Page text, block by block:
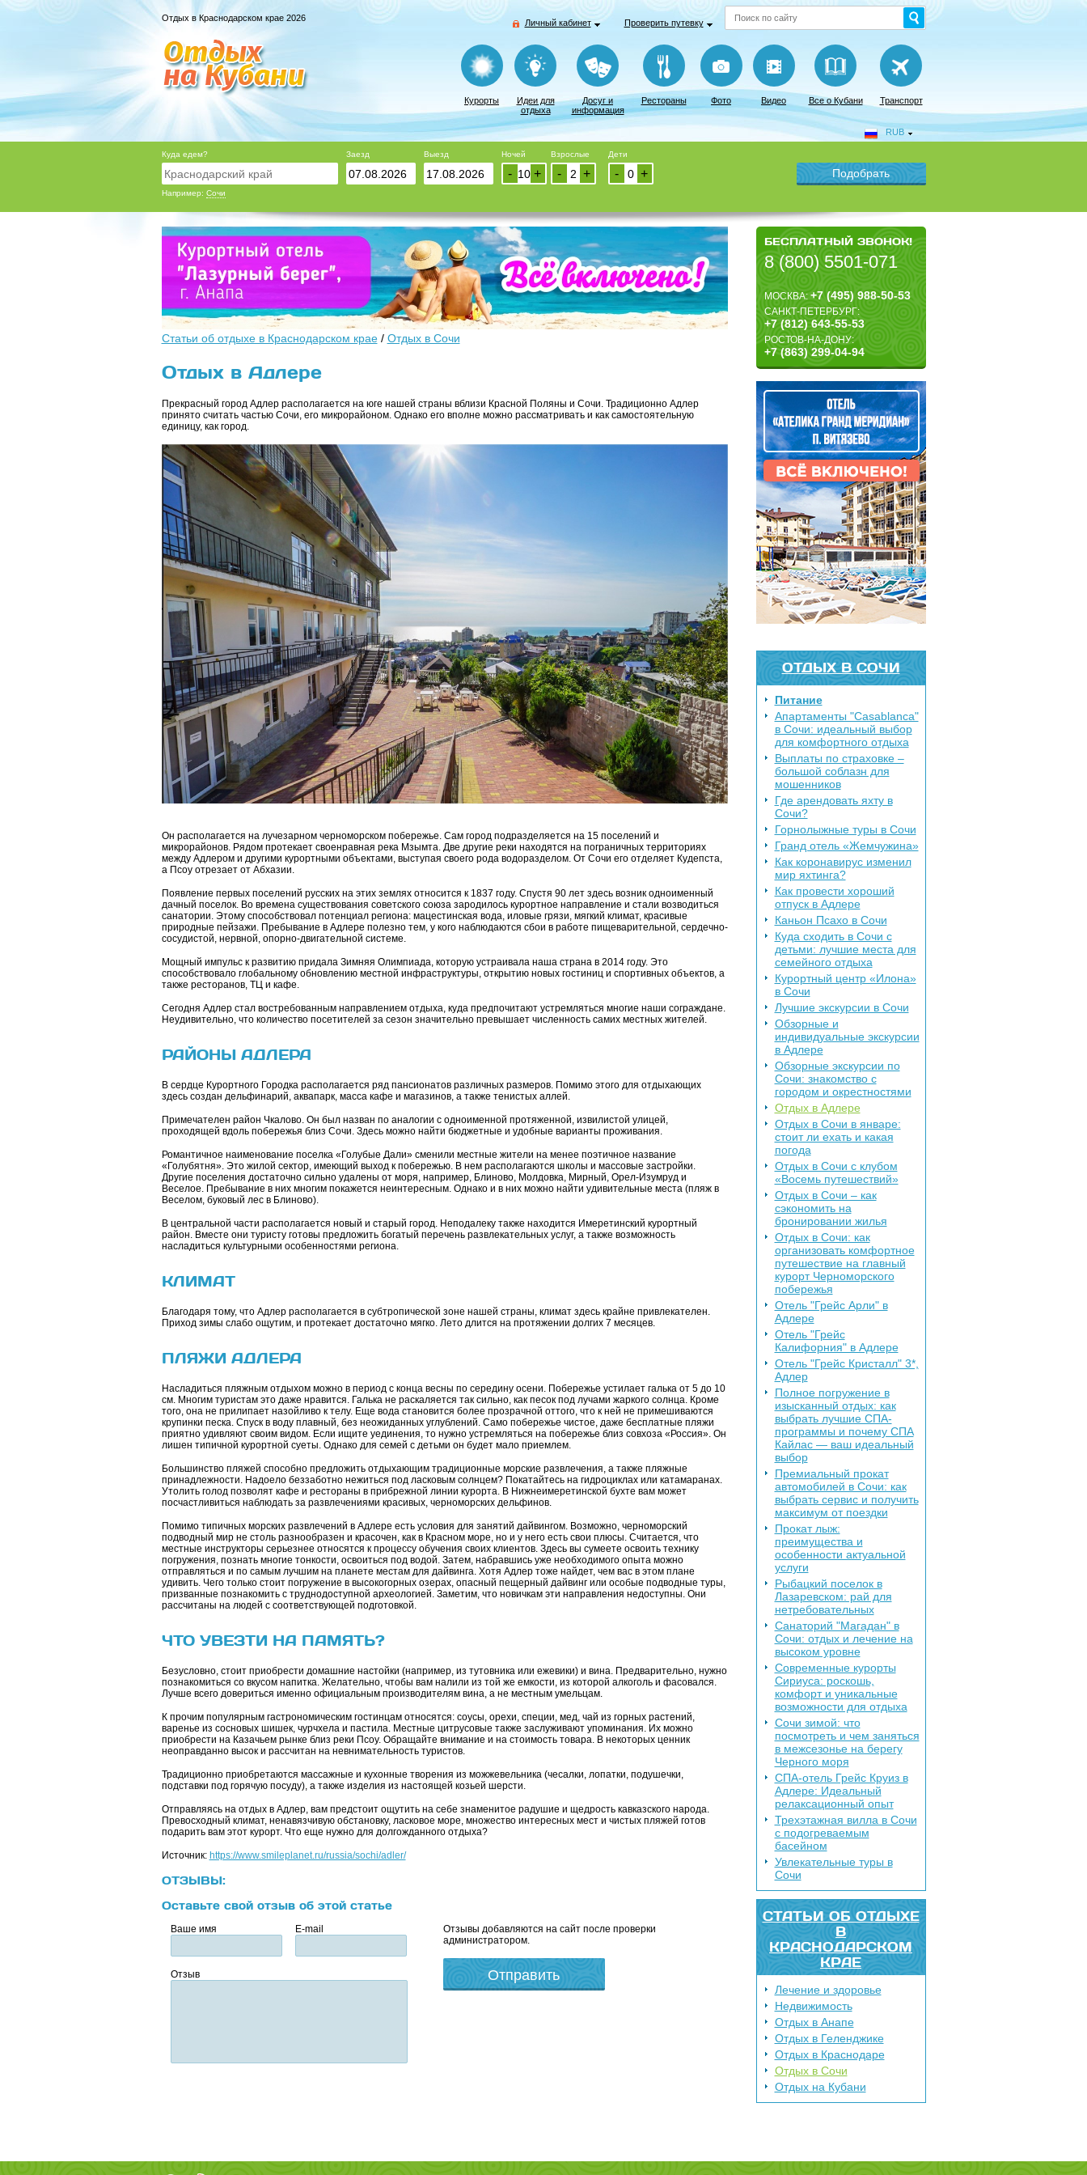
Отдых в Краснодарском крае 2026 Личный кабинет Проверить путевку
Курорты
Идеи для
отдыха
Досуг и
информация
Рестораны Фото Видео Все о Кубани Транспорт
RUB
Куда едем?
Например: Сочи
Заезд Выезд Ночей
+
-
Взрослые
+
-
Дети
+
-
БЕСПЛАТНЫЙ ЗВОНОК!
8 (800) 5501-071
МОСКВА:+7 (495) 988-50-53
САНКТ-ПЕТЕРБУРГ:
+7 (812) 643-55-53
РОСТОВ-НА-ДОНУ:
+7 (863) 299-04-94
ОТДЫХ В СОЧИ
Питание
Апартаменты "Casablanca"
в Сочи: идеальный выбор
для комфортного отдыха
Выплаты по страховке –
большой соблазн для
мошенников
Где арендовать яхту в
Сочи?
Горнолыжные туры в Сочи
Гранд отель «Жемчужина»
Как коронавирус изменил
мир яхтинга?
Как провести хороший
отпуск в Адлере
Каньон Псахо в Сочи
Куда сходить в Сочи с
детьми: лучшие места для
семейного отдыха
Курортный центр «Илона»
в Сочи
Лучшие экскурсии в Сочи
Обзорные и
индивидуальные экскурсии
в Адлере
Обзорные экскурсии по
Сочи: знакомство с
городом и окрестностями
Отдых в Адлере
Отдых в Сочи в январе:
стоит ли ехать и какая
погода
Отдых в Сочи с клубом
«Восемь путешествий»
Отдых в Сочи – как
сэкономить на
бронировании жилья
Отдых в Сочи: как
организовать комфортное
путешествие на главный
курорт Черноморского
побережья
Отель "Грейс Арли" в
Адлере
Отель "Грейс
Калифорния" в Адлере
Отель "Грейс Кристалл" 3*,
Адлер
Полное погружение в
изысканный отдых: как
выбрать лучшие СПА-
программы и почему СПА
Кайлас — ваш идеальный
выбор
Премиальный прокат
автомобилей в Сочи: как
выбрать сервис и получить
максимум от поездки
Прокат лыж:
преимущества и
особенности актуальной
услуги
Рыбацкий поселок в
Лазаревском: рай для
нетребовательных
Санаторий "Магадан" в
Сочи: отдых и лечение на
высоком уровне
Современные курорты
Сириуса: роскошь,
комфорт и уникальные
возможности для отдыха
Сочи зимой: что
посмотреть и чем заняться
в межсезонье на берегу
Черного моря
СПА-отель Грейс Круиз в
Адлере: Идеальный
релаксационный опыт
Трехэтажная вилла в Сочи
с подогреваемым
басейном
Увлекательные туры в
Сочи
СТАТЬИ ОБ ОТДЫХЕ
В
КРАСНОДАРСКОМ
КРАЕ
Лечение и здоровье
Недвижимость
Отдых в Анапе
Отдых в Геленджике
Отдых в Краснодаре
Отдых в Сочи
Отдых на Кубани
Статьи об отдыхе в Краснодарском крае/ Отдых в Сочи
Отдых в Адлере
Прекрасный город Адлер располагается на юге нашей страны вблизи Красной Поляны и Сочи. Традиционно Адлер
принято считать частью Сочи, его микрорайоном. Однако его вполне можно рассматривать и как самостоятельную
единицу, как город.
Он располагается на лучезарном черноморском побережье. Сам город подразделяется на 15 поселений и
микрорайонов. Рядом протекает своенравная река Мзымта. Две другие реки находятся на пограничных территориях
между Адлером и другими курортными объектами, выступая своего рода водоразделом. От Сочи его отделяет Кудепста,
а Псоу отрезает от Абхазии.
Появление первых поселений русских на этих землях относится к 1837 году. Спустя 90 лет здесь возник одноименный
дачный поселок. Во времена существования советского союза зародилось курортное направление и стали возводиться
санатории. Этому способствовал потенциал региона: мацестинская вода, иловые грязи, мягкий климат, красивые
природные пейзажи. Пребывание в Адлере полезно тем, у кого наблюдаются сбои в работе пищеварительной, сердечно-
сосудистой, нервной, опорно-двигательной системе.
Мощный импульс к развитию придала Зимняя Олимпиада, которую устраивала наша страна в 2014 году. Это
способствовало глобальному обновлению местной инфраструктуры, открытию новых гостиниц и спортивных объектов, а
также ресторанов, ТЦ и кафе.
Сегодня Адлер стал востребованным направлением отдыха, куда предпочитают устремляться многие наши сограждане.
Неудивительно, что количество посетителей за сезон значительно превышает численность самих местных жителей.
РАЙОНЫ АДЛЕРА
В сердце Курортного Городка располагается ряд пансионатов различных размеров. Помимо этого для отдыхающих
здесь создан дельфинарий, аквапарк, масса кафе и магазинов, а также тенистых аллей.
Примечателен район Чкалово. Он был назван по аналогии с одноименной протяженной, извилистой улицей,
проходящей вдоль побережья близ Сочи. Здесь можно найти бюджетные и удобные варианты проживания.
Романтичное наименование поселка «Голубые Дали» сменили местные жители на менее поэтичное название
«Голубятня». Это жилой сектор, имеющий выход к побережью. В нем располагаются школы и массовые застройки.
Другие поселения достаточно сильно удалены от моря, например, Блиново, Молдовка, Мирный, Орел-Изумруд и
Веселое. Пребывание в них многим покажется неинтересным. Однако и в них можно найти удивительные места (пляж в
Веселом, буковый лес в Блиново).
В центральной части располагается новый и старый город. Неподалеку также находится Имеретинский курортный
район. Вместе они туристу готовы предложить богатый перечень развлекательных услуг, а также возможность
насладиться культурными особенностями региона.
КЛИМАТ
Благодаря тому, что Адлер располагается в субтропической зоне нашей страны, климат здесь крайне привлекателен.
Приход зимы слабо ощутим, и протекает достаточно мягко. Лето длится на протяжении долгих 7 месяцев.
ПЛЯЖИ АДЛЕРА
Насладиться пляжным отдыхом можно в период с конца весны по середину осени. Побережье устилает галька от 5 до 10
см. Многим туристам это даже нравится. Галька не раскаляется так сильно, как песок под лучами жаркого солнца. Кроме
того, она не прилипает назойливо к телу. Еще вода становится более прозрачной оттого, что к ней не примешиваются
крупинки песка. Спуск в воду плавный, без неожиданных углублений. Само побережье чистое, даже бесплатные пляжи
приятно удивляют своим видом. Если ищите уединения, то нужно устремляться на побережье близ совхоза «Россия». Он
лишен типичной курортной суеты. Однако для семей с детьми он будет мало приемлем.
Большинство пляжей способно предложить отдыхающим традиционные морские развлечения, а также пляжные
принадлежности. Надоело беззаботно нежиться под ласковым солнцем? Покатайтесь на гидроциклах или катамаранах.
Утолить голод позволят кафе и рестораны в прибрежной линии курорта. В Нижнеимеретинской бухте вам может
посчастливиться наблюдать за развлечениями красивых, черноморских дельфинов.
Помимо типичных морских развлечений в Адлере есть условия для занятий дайвингом. Возможно, черноморский
подводный мир не столь разнообразен и красочен, как в Красном море, но и у него есть свои плюсы. Считается, что
местные инструкторы серьезнее относятся к процессу обучения своих клиентов. Здесь вы сумеете освоить технику
погружения, познать многие тонкости, освоиться под водой. Затем, набравшись уже необходимого опыта можно
отправляться и по самым лучшим на планете местам для дайвинга. Хотя Адлер тоже найдет, чем вас в этом плане
удивить. Чего только стоит погружение в высокогорных озерах, опасный пещерный дайвинг или особые подводные туры,
призванные познакомить с труднодоступной археологией. Заметим, что новичкам эти направления недоступны. Они
рассчитаны на людей с соответствующей подготовкой.
ЧТО УВЕЗТИ НА ПАМЯТЬ?
Безусловно, стоит приобрести домашние настойки (например, из тутовника или ежевики) и вина. Предварительно, нужно
познакомиться со вкусом напитка. Желательно, чтобы вам налили из той же емкости, из которой алкоголь и фасовался.
Лучше всего довериться именно официальным производителям вина, а не местным умельцам.
К прочим популярным гастрономическим гостинцам относятся: соусы, орехи, специи, мед, чай из горных растений,
варенье из сосновых шишек, чурчхела и пастила. Местные цитрусовые также заслуживают упоминания. Их можно
приобрести на Казачьем рынке близ реки Псоу. Обращайте внимание и на стоимость товара. В некоторых ценник
неоправданно высок и рассчитан на невнимательность туристов.
Традиционно приобретаются массажные и кухонные творения из можжевельника (чесалки, лопатки, подушечки,
подставки под горячую посуду), а также изделия из настоящей козьей шерсти.
Отправляясь на отдых в Адлер, вам предстоит ощутить на себе знаменитое радушие и щедрость кавказского народа.
Превосходный климат, ненавязчивую обстановку, ласковое море, множество интересных мест и чистых пляжей готов
подарить вам этот курорт. Что еще нужно для долгожданного отдыха?
Источник: https://www.smileplanet.ru/russia/sochi/adler/
ОТЗЫВЫ:
Оставьте свой отзыв об этой статье
Ваше имя E-mail
Отзыв
Отзывы добавляются на сайт после проверки
администратором.